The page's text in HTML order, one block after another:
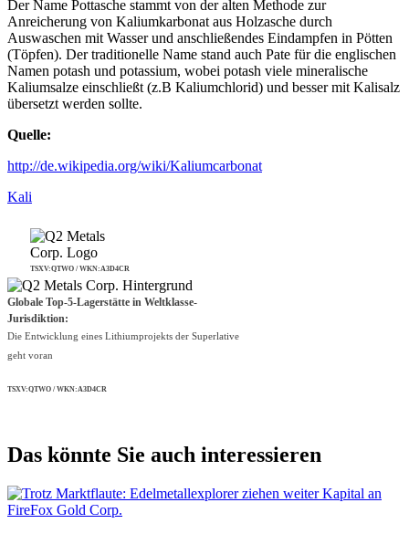
Der Name Pottasche stammt von der alten Methode zur
Anreicherung von Kaliumkarbonat aus Holzasche durch
Auswaschen mit Wasser und anschließendes Eindampfen in Pötten
(Töpfen). Der traditionelle Name stand auch Pate für die englischen
Namen potash und potassium, wobei potash viele mineralische
Kaliumsalze einschließt (z.B Kaliumchlorid) und besser mit Kalisalz
übersetzt werden sollte.
Quelle:
http://de.wikipedia.org/wiki/Kaliumcarbonat
Kali
TSXV:QTWO / WKN:A3D4CR
Globale Top-5-Lagerstätte in Weltklasse-
Jurisdiktion:
Die Entwicklung eines Lithiumprojekts der Superlative
geht voran
TSXV:QTWO / WKN:A3D4CR
Das könnte Sie auch interessieren
FireFox Gold Corp.